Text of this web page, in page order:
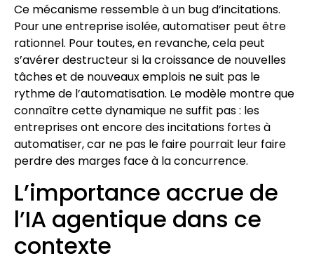
Ce mécanisme ressemble à un bug d’incitations.
Pour une entreprise isolée, automatiser peut être
rationnel. Pour toutes, en revanche, cela peut
s’avérer destructeur si la croissance de nouvelles
tâches et de nouveaux emplois ne suit pas le
rythme de l’automatisation. Le modèle montre que
connaître cette dynamique ne suffit pas : les
entreprises ont encore des incitations fortes à
automatiser, car ne pas le faire pourrait leur faire
perdre des marges face à la concurrence.
L’importance accrue de
l’IA agentique dans ce
contexte